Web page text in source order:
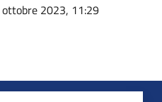
ottobre 2023, 11:29